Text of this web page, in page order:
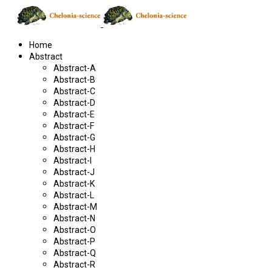
Home
Abstract
Abstract-A
Abstract-B
Abstract-C
Abstract-D
Abstract-E
Abstract-F
Abstract-G
Abstract-H
Abstract-I
Abstract-J
Abstract-K
Abstract-L
Abstract-M
Abstract-N
Abstract-O
Abstract-P
Abstract-Q
Abstract-R